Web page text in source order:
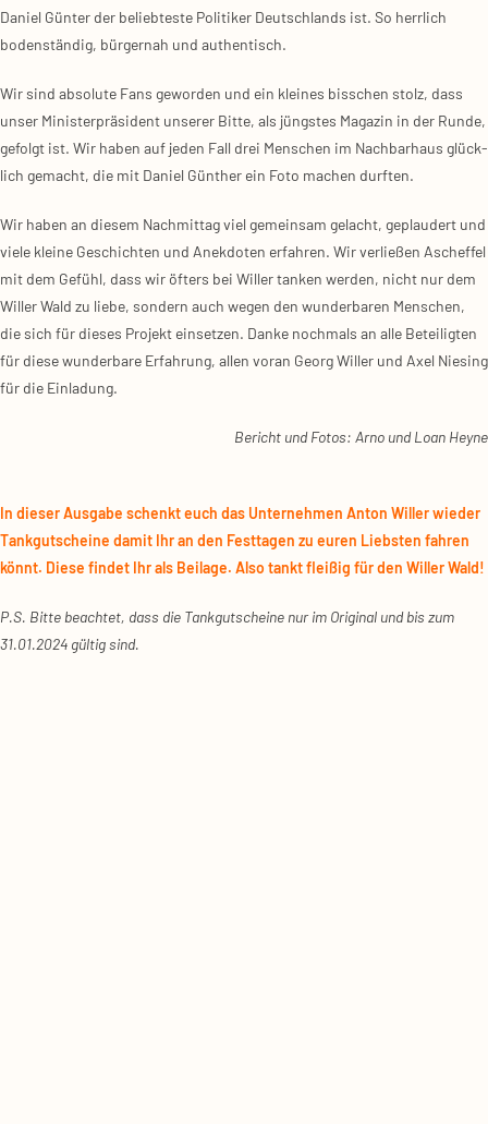
Dani­el Gün­ter der belieb­tes­te Poli­ti­ker Deutsch­lands ist. So herr­lich
boden­stän­dig, bür­ger­nah und authen­tisch.
Wir sind abso­lu­te Fans gewor­den und ein klei­nes biss­chen stolz, dass
unser Minis­ter­prä­si­dent unse­rer Bit­te, als jüngs­tes Maga­zin in der Run­de,
gefolgt ist. Wir haben auf jeden Fall drei Men­schen im Nach­bar­haus glück­
lich gemacht, die mit Dani­el Gün­ther ein Foto machen durf­ten.
Wir haben an die­sem Nach­mit­tag viel gemein­sam gelacht, geplau­dert und
vie­le klei­ne Geschich­ten und Anek­do­ten erfah­ren. Wir ver­lie­ßen Aschef­fel
mit dem Gefühl, dass wir öfters bei Wil­ler tan­ken wer­den, nicht nur dem
Wil­ler Wald zu lie­be, son­dern auch wegen den wun­der­ba­ren Men­schen,
die sich für die­ses Pro­jekt ein­set­zen. Dan­ke noch­mals an alle Betei­lig­ten
für die­se wun­der­ba­re Erfah­rung, allen vor­an Georg Wil­ler und Axel Nie­sing
für die Ein­la­dung.
Bericht und Fotos: Arno und Loan Hey­ne
In die­ser Aus­ga­be schenkt euch das Unter­neh­men Anton Wil­ler wie­der
Tank­gut­schei­ne damit Ihr an den Fest­ta­gen zu euren Liebs­ten fah­ren
könnt. Die­se fin­det Ihr als Bei­la­ge. Also tankt flei­ßig für den Wil­ler Wald!
P.S. Bit­te beach­tet, dass die Tank­gut­schei­ne nur im Ori­gi­nal und bis zum
31.01.2024 gül­tig sind.